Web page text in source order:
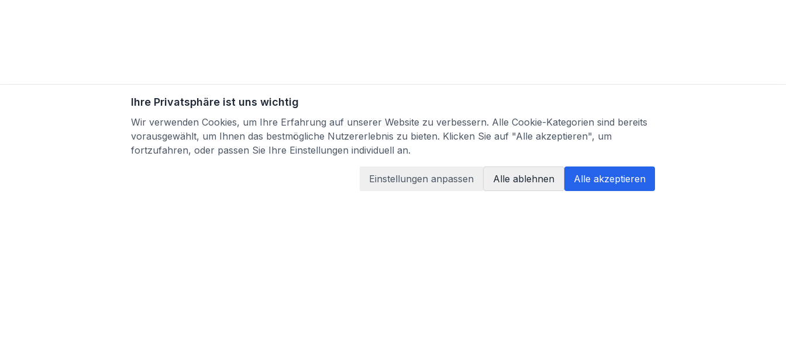
Ihre Privatsphäre ist uns wichtig
Wir verwenden Cookies, um Ihre Erfahrung auf unserer Website zu verbessern. Alle Cookie-Kategorien sind bereits
vorausgewählt, um Ihnen das bestmögliche Nutzererlebnis zu bieten. Klicken Sie auf "Alle akzeptieren", um
fortzufahren, oder passen Sie Ihre Einstellungen individuell an.
Einstellungen anpassen Alle ablehnen Alle akzeptieren